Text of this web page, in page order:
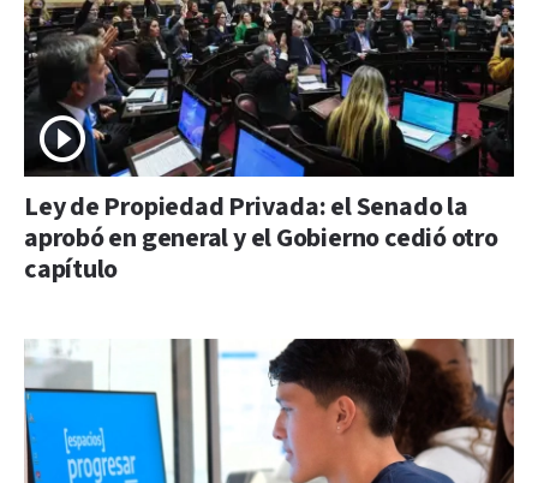
Ley de Propiedad Privada: el Senado la
aprobó en general y el Gobierno cedió otro
capítulo